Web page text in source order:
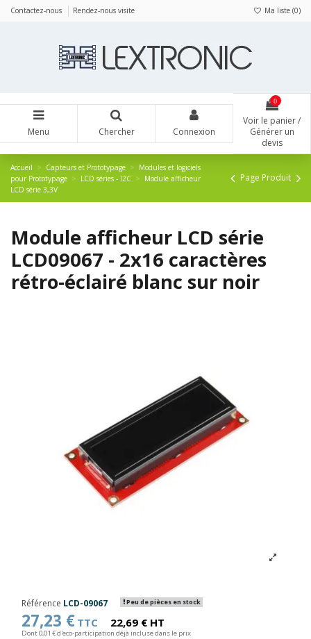
Contactez-nous Rendez-nous visite Ma liste (0)
Menu Chercher Connexion
0
Voir le panier /
Générer un
devis
Accueil Capteurs et Prototypage
Modules et logiciels
pour Prototypage
LCD séries - I2C
Module afficheur
LCD série 3,3V
Page Produit
Module afficheur LCD série
LCD09067 - 2x16 caractères
rétro-éclairé blanc sur noir
Référence LCD-09067 Peu de pièces en stock
27,23 € TTC 22,69 € HT
Dont 0,01 € d'eco-participation déjà incluse dans le prix
Panneau de gestion des cookies